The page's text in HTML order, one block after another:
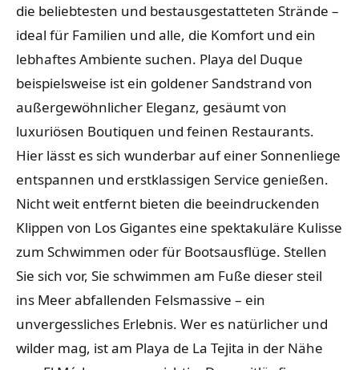
die beliebtesten und bestausgestatteten Strände –
ideal für Familien und alle, die Komfort und ein
lebhaftes Ambiente suchen. Playa del Duque
beispielsweise ist ein goldener Sandstrand von
außergewöhnlicher Eleganz, gesäumt von
luxuriösen Boutiquen und feinen Restaurants.
Hier lässt es sich wunderbar auf einer Sonnenliege
entspannen und erstklassigen Service genießen.
Nicht weit entfernt bieten die beeindruckenden
Klippen von Los Gigantes eine spektakuläre Kulisse
zum Schwimmen oder für Bootsausflüge. Stellen
Sie sich vor, Sie schwimmen am Fuße dieser steil
ins Meer abfallenden Felsmassive – ein
unvergessliches Erlebnis. Wer es natürlicher und
wilder mag, ist am Playa de La Tejita in der Nähe